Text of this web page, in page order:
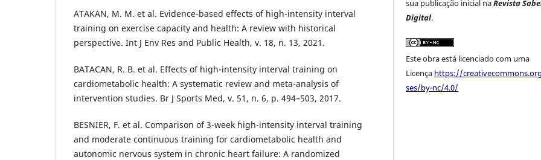
ATAKAN, M. M. et al. Evidence-based effects of high-intensity interval
training on exercise capacity and health: A review with historical
perspective. Int J Env Res and Public Health, v. 18, n. 13, 2021.
BATACAN, R. B. et al. Effects of high-intensity interval training on
cardiometabolic health: A systematic review and meta-analysis of
intervention studies. Br J Sports Med, v. 51, n. 6, p. 494–503, 2017.
BESNIER, F. et al. Comparison of 3-week high-intensity interval training
and moderate continuous training for cardiometabolic health and
autonomic nervous system in chronic heart failure: A randomized
sua publicação inicial naRevista
Digital.
Este obra está licenciado com uma
Licença https://
ses/by-nc/4.0/